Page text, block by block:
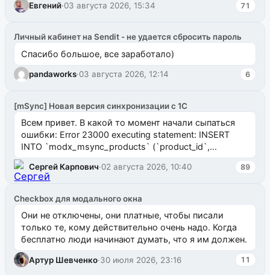
Евгений·03 августа 2026, 15:34 71
Личный кабинет на Sendit - не удается сбросить пароль
Спасибо большое, все заработало)
pandaworks·03 августа 2026, 12:14 6
[mSync] Новая версия синхронизации с 1С
Всем привет. В какой то момент начали сыпаться
ошибки: Error 23000 executing statement: INSERT
INTO `modx_msync_products` (`product_id`,
`uuid_1c`) VALUES ...
Сергей Карпович·02 августа 2026, 10:40 89
Checkbox для модального окна
Они не отключены, они платные, чтобы писали
только те, кому действительно очень надо. Когда
бесплатно люди начинают думать, что я им должен.
Артур Шевченко·30 июля 2026, 23:16 11